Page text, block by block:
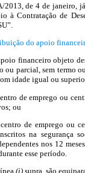
2013, de 4 de janeiro,
à Contratação de
do apoio
financeiro objeto
ou parcial, sem termo
idade igual ou
de emprego ou
ou
de emprego ou
na segurança
nos 12
esse período.
(i)supra, são